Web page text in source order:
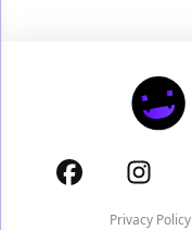
Privacy Policy